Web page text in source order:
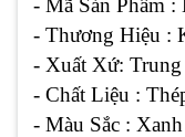
- Thương Hiệu :
- Xuất Xứ:
- Chất Liệu :
- Màu Sắc : Xanh